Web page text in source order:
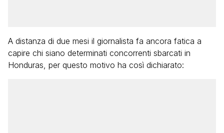
A distanza di due mesi il giornalista fa ancora fatica a
capire chi siano determinati concorrenti sbarcati in
Honduras, per questo motivo ha così dichiarato: